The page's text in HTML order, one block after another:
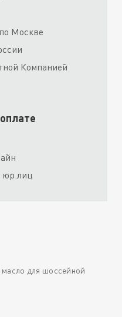
Москве
Компанией
юр.лиц
для шоссейной